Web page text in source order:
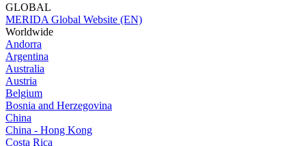
GLOBAL
MERIDA Global Website (EN)
Worldwide
Andorra
Argentina
Australia
Austria
Belgium
Bosnia and Herzegovina
China
China - Hong Kong
Costa Rica